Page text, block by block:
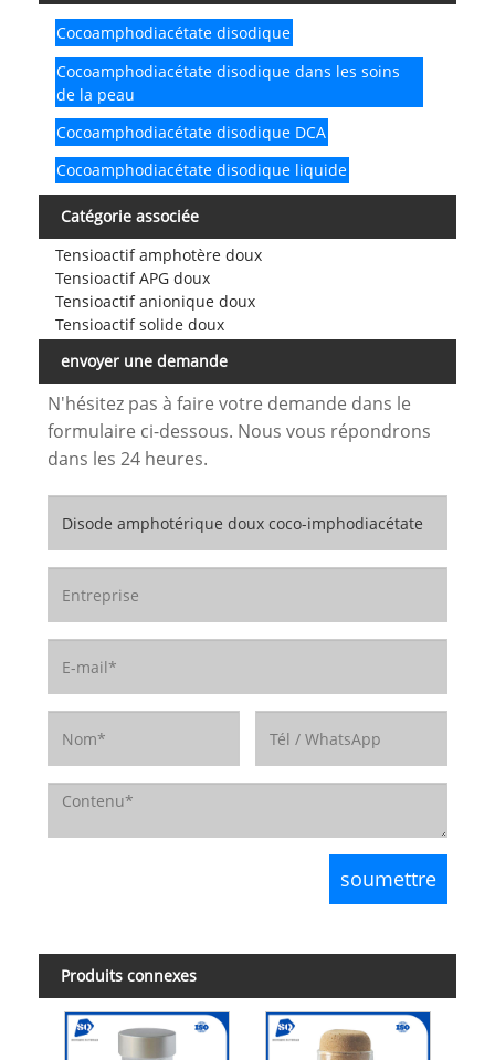
Cocoamphodiacétate disodique
Cocoamphodiacétate disodique dans les soins
de la peau
Cocoamphodiacétate disodique DCA
Cocoamphodiacétate disodique liquide
Catégorie associée
Tensioactif amphotère doux
Tensioactif APG doux
Tensioactif anionique doux
Tensioactif solide doux
envoyer une demande
N'hésitez pas à faire votre demande dans le
formulaire ci-dessous. Nous vous répondrons
dans les 24 heures.
Produits connexes